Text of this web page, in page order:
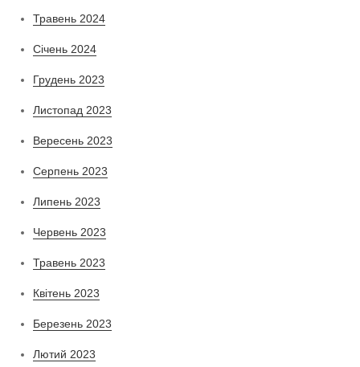
Травень 2024
Січень 2024
Грудень 2023
Листопад 2023
Вересень 2023
Серпень 2023
Липень 2023
Червень 2023
Травень 2023
Квітень 2023
Березень 2023
Лютий 2023